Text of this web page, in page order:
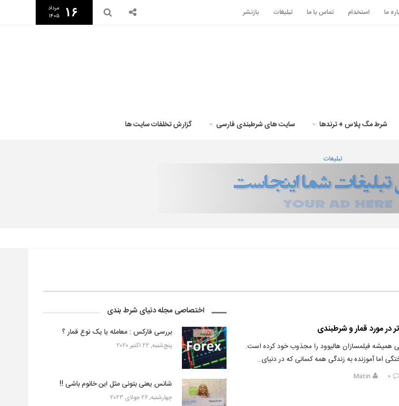
ما استخدام تماس با ما تبلیغات بازنشر ۱۶
مرداد
۱۴۰۵
شرط مگ پلاس + ترندها سایت های شرطبندی فارسی گزارش تخلفات سایت ها
تبلیغات
در مورد قمار و شرطبندی
همیشه فیلمسازان هالیوود را مجذوب خود کرده است.
۰ Matin
اختصاصی مجله دنیای شرط بندی
بررسی فارکس : معامله یا یک نوع قمار ؟
پنج‌شنبه, ۲۲ اکتبر ۲۰۲۰
شانس یعنی بتونی مثل این خانوم باشی !!
چهارشنبه, ۲۶ جولای ۲۰۲۳